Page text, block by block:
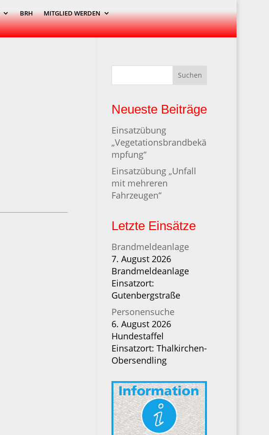
BRH
MITGLIED WERDEN
Suchen
Neueste Beiträge
Einsatzübung
„Vegetationsbrandbekä
mpfung“
Einsatzübung „Unfall
mit mehreren
Fahrzeugen“
Letzte Einsätze
Brandmeldeanlage
7. August 2026
Brandmeldeanlage
Einsatzort:
Gutenbergstraße
Personensuche
6. August 2026
Hundestaffel
Einsatzort: Thalkirchen-
Obersendling